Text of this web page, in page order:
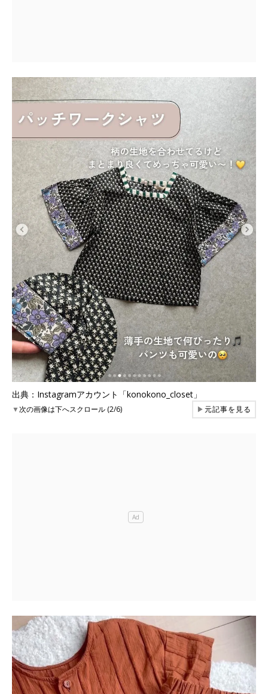
出典：Instagramアカウント「konokono_closet」
▼次の画像は下へスクロール (2/6) ▶元記事を見る